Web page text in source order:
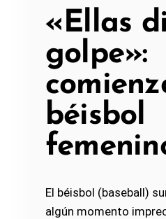
«Ellas
golpe»:
béisbol
El béisbol (baseball)
algún momento